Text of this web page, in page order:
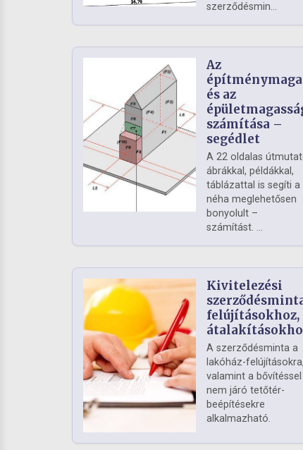
szerződésmin...
Az
és az
számítása –
segédlet
A 22 oldalas
ábrákkal, példákkal,
táblázattal is segíti a
néha meglehetősen
bonyolult –
számítást. ...
Kivitelezési
felújításokhoz,
A szerződésminta a
lakóház-felújításokra,
valamint a bővítéssel
nem járó tetőtér-
beépítésekre
alkalmazható.